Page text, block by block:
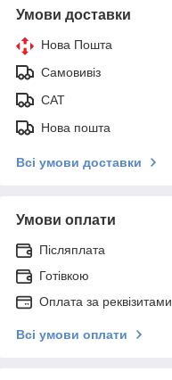
Умови доставки
Нова Пошта
Самовивіз
САТ
Нова пошта
Всі умови доставки
Умови оплати
Післяплата
Готівкою
Оплата за реквізитами
Всі умови оплати